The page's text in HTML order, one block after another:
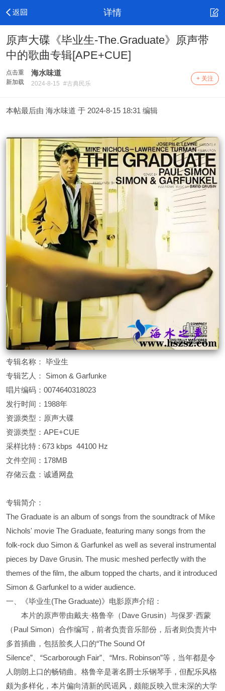
详情
原声大碟《毕业生-The.Graduate》原声带
中的歌曲专辑[APE+CUE]
点击重
新加载
海水味道
2024-8-15 #古典民乐
+ 关注
本帖最后由 海水味道 于 2024-8-15 18:31 编辑
专辑名称： 毕业生
专辑艺人： Simon & Garfunke
唱片编码：0074640318023
发行时间：1988年
资源类型：原声大碟
资源类型：APE+CUE
采样比特 : 673 kbps 44100 Hz
文件空间：178MB
存储云盘：诚通网盘
专辑简介：
The Graduate is an album of songs from the soundtrack of Mike
Nichols' movie The Graduate, featuring many songs from the
folk-rock duo Simon & Garfunkel as well as several instrumental
pieces by Dave Grusin. The music meshed perfectly with the
themes of the film, the album topped the charts, and it introduced
Simon & Garfunkel to a wider audience.
一、《毕业生(The Graduate)》电影原声介绍：
本片的原声带由戴夫·格鲁辛（Dave Grusin）与保罗·西蒙
（Paul Simon）合作编写，前者负责音乐部份，后者则负责片中
多首插曲，包括脍炙人口的“The Sound Of
Silence”、“Scarborough Fair”、“Mrs. Robinson”等，当年都是令
人朗朗上口的畅销曲。格鲁辛是著名爵士乐钢琴手，但配乐风格
颇为多样化，本片偏向清新的民谣风，颇能反映入世未深的大学